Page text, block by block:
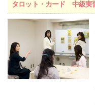
タロット・カード 中級実